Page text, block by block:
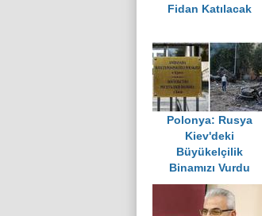
Fidan Katılacak
Polonya: Rusya
Kiev'deki
Büyükelçilik
Binamızı Vurdu